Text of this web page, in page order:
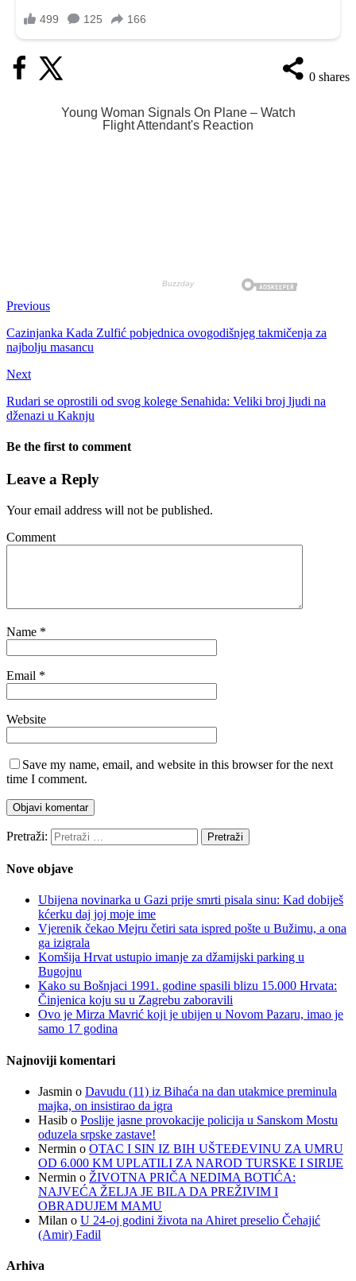
0 shares
Previous
Cazinjanka Kada Zulfić pobjednica ovogodišnjeg takmičenja za
najbolju masancu
Next
Rudari se oprostili od svog kolege Senahida: Veliki broj ljudi na
dženazi u Kaknju
Be the first to comment
Leave a Reply
Your email address will not be published.
Comment
Name *
Email *
Website
Save my name, email, and website in this browser for the next
time I comment.
Pretraži:
Nove objave
Ubijena novinarka u Gazi prije smrti pisala sinu: Kad dobiješ
kćerku daj joj moje ime
Vjerenik čekao Mejru četiri sata ispred pošte u Bužimu, a ona
ga izigrala
Komšija Hrvat ustupio imanje za džamijski parking u
Bugojnu
Kako su Bošnjaci 1991. godine spasili blizu 15.000 Hrvata:
Činjenica koju su u Zagrebu zaboravili
Ovo je Mirza Mavrić koji je ubijen u Novom Pazaru, imao je
samo 17 godina
Najnoviji komentari
Jasmin o Davudu (11) iz Bihaća na dan utakmice preminula
majka, on insistirao da igra
Hasib o Poslije jasne provokacije policija u Sanskom Mostu
oduzela srpske zastave!
Nermin o OTAC I SIN IZ BIH UŠTEĐEVINU ZA UMRU
OD 6.000 KM UPLATILI ZA NAROD TURSKE I SIRIJE
Nermin o ŽIVOTNA PRIČA NEDIMA BOTIĆA:
NAJVEĆA ŽELJA JE BILA DA PREŽIVIM I
OBRADUJEM MAMU
Milan o U 24-oj godini života na Ahiret preselio Čehajić
(Amir) Fadil
Arhiva